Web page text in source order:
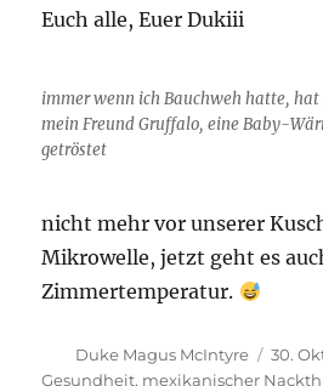
Euch alle, Euer Dukiii
immer wenn ich Bauchweh hatte, hat
mein Freund Gruffalo, eine Baby-
getröstet
nicht mehr vor unserer
Mikrowelle, jetzt geht es
Zimmertemperatur.
Autor
Duke Magus McIntyre
am
30.
Gesundheit, mexikanischer